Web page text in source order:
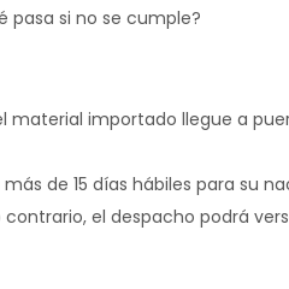
pasa si no se cumple?
material importado llegue a
de 15 días hábiles para su
contrario, el despacho podrá